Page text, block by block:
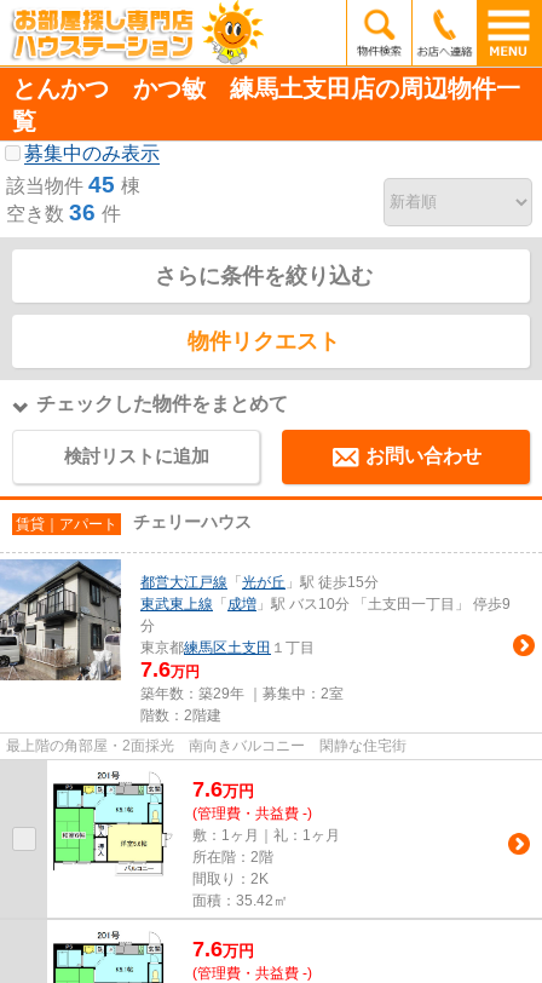
とんかつ かつ敏 練馬土支田店の周辺物件一
覧
募集中のみ表示
該当物件 45 棟
空き数 36 件
さらに条件を絞り込む
物件リクエスト
チェックした物件をまとめて
検討リストに追加 お問い合わせ
賃貸｜アパート チェリーハウス
都営大江戸線 「 光が丘 」駅 徒歩15分
東武東上線 「 成増 」駅 バス10分 「土支田一丁目」 停歩9
分
東京都練馬区土支田 １丁目
7.6万円
築年数：築29年 ｜募集中： 2室
階数：2階建
最上階の角部屋・2面採光 南向きバルコニー 閑静な住宅街
7.6万円
(管理費・共益費 -)
敷：1ヶ月｜礼：1ヶ月
所在階：2階
間取り：2K
面積：35.42㎡
7.6万円
(管理費・共益費 -)